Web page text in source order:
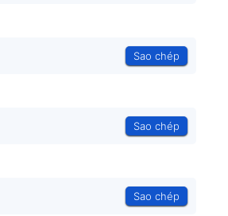
Sao chép
Sao chép
Sao chép